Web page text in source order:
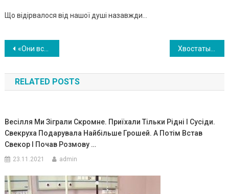
Що відірвалося від нашої душі назавжди…
Навигация
по
записям
«Они все очень разные»: 13 лет назад в семье Артамкиных родилась пятерня: как выглядят сёстры-подростки сейчас. ФОТО Хвостатый герой: пес Персей спас потерявшеrося pебенка. ФОТО
RELATED POSTS
Весілля Ми Зіграли Скромне. Приїхали Тільки Рідні І Сусіди.
Свекруха Подарувала Найбільше Грошей. А Потім Встав
Свекор І Почав Розмову …
23.11.2021 admin